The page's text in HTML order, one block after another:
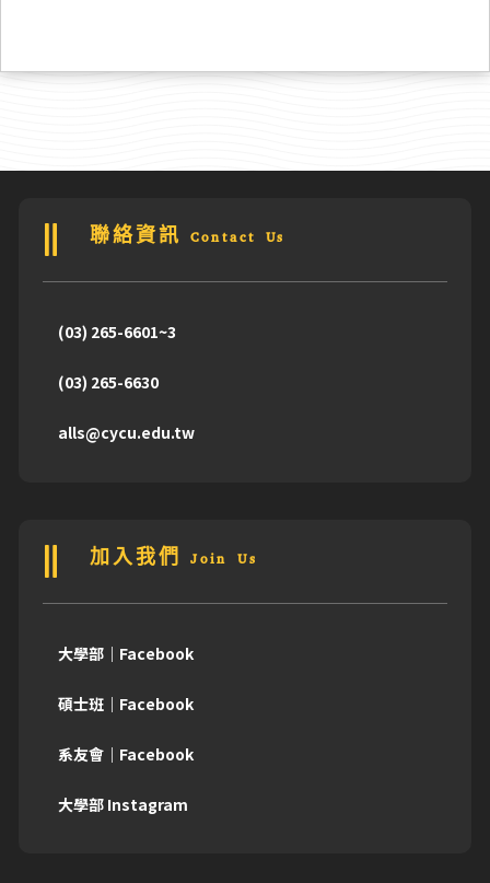
聯絡資訊 Contact Us
(03) 265-6601~3
(03) 265-6630
alls@cycu.edu.tw
加入我們 Join Us
大學部｜Facebook
碩士班｜Facebook
系友會｜Facebook
大學部 Instagram